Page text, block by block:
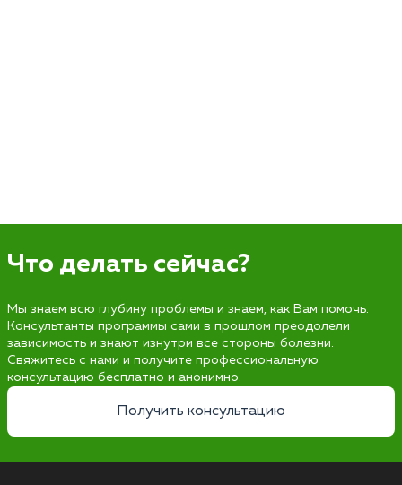
Что делать сейчас?
Мы знаем всю глубину проблемы и знаем, как Вам помочь.
Консультанты программы сами в прошлом преодолели
зависимость и знают изнутри все стороны болезни.
Свяжитесь с нами и получите профессиональную
консультацию бесплатно и анонимно.
Получить консультацию